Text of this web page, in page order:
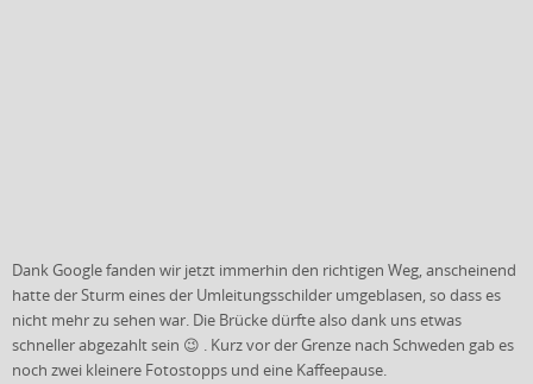
Dank Google fanden wir jetzt immerhin den richtigen Weg, anscheinend
hatte der Sturm eines der Umleitungsschilder umgeblasen, so dass es
nicht mehr zu sehen war. Die Brücke dürfte also dank uns etwas
schneller abgezahlt sein 😉 . Kurz vor der Grenze nach Schweden gab es
noch zwei kleinere Fotostopps und eine Kaffeepause.